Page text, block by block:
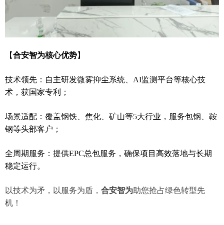
【合安智为核心优势】
技术领先：自主研发微雾抑尘系统、AI监测平台等核心技
术，获国家专利；
场景适配：覆盖钢铁、焦化、矿山等5大行业，服务包钢、 鞍
钢等头部客户；
全周期服务：提供EPC总包服务，确保项目高效落地与长期
稳定运行。
以技术为矛，以服务为盾， 合安智为助您抢占绿色转型先
机！